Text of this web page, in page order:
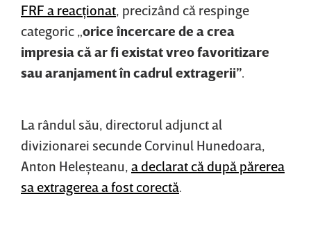
FRF a reacţionat , precizând că respinge
categoric „ orice încercare de a crea
impresia că ar fi existat vreo favoritizare
sau aranjament în cadrul extragerii”
La rândul său, directorul adjunct al
divizionarei secunde Corvinul Hunedoara,
Anton Heleşteanu, a declarat că după părerea
sa extragerea a fost corectă